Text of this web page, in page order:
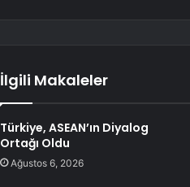
İlgili Makaleler
Türkiye, ASEAN’ın Diyalog
Ortağı Oldu
Ağustos 6, 2026